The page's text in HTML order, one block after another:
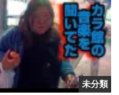
未分類